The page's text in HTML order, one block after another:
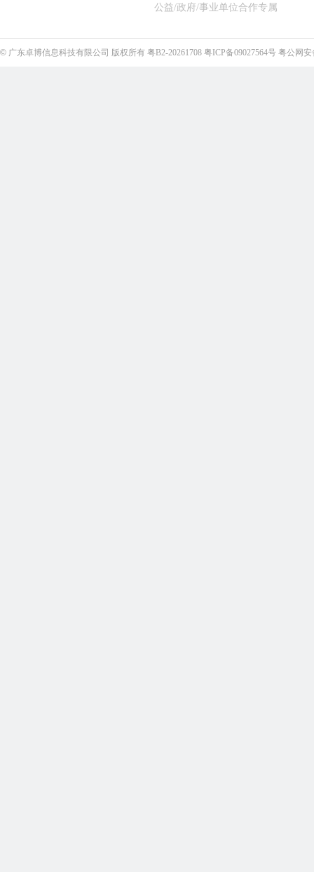
公益/政府/事业单位合作专属
© 广东卓博信息科技有限公司 版权所有 粤B2-20261708 粤ICP备09027564号 粤公网安